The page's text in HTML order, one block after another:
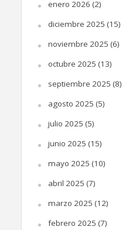
enero 2026 (2)
diciembre 2025 (15)
noviembre 2025 (6)
octubre 2025 (13)
septiembre 2025 (8)
agosto 2025 (5)
julio 2025 (5)
junio 2025 (15)
mayo 2025 (10)
abril 2025 (7)
marzo 2025 (12)
febrero 2025 (7)